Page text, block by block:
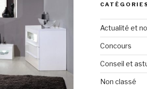
Actualité et
Concours
Conseil et
Non classé